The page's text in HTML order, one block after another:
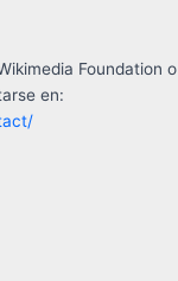
Foundation o
en: